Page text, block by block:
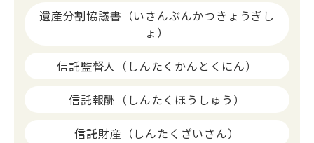
遺産分割協議書（いさんぶんかつきょうぎし
ょ）
信託監督人（しんたくかんとくにん）
信託報酬（しんたくほうしゅう）
信託財産（しんたくざいさん）